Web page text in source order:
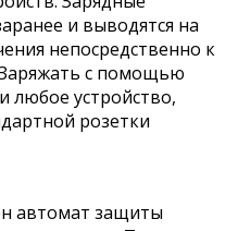
и выводятся на
непосредственно к
с помощью
любое устройство,
розетки
автомат защиты